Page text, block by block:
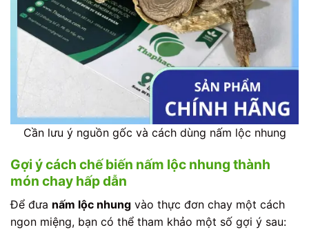
Cần lưu ý nguồn gốc và cách dùng nấm lộc nhung
Gợi ý cách chế biến nấm lộc nhung thành
món chay hấp dẫn
Để đưa nấm lộc nhung vào thực đơn chay một cách
ngon miệng, bạn có thể tham khảo một số gợi ý sau: